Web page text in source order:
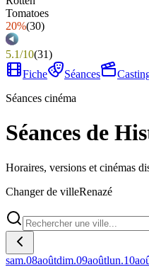
20%(30)
5.1/10(31)
Fiche
Séances
Séances cinéma
Séances de
Horaires, versions et cinémas
Changer de villeRenazé
sam.08aoûtdim.09aoûtlun.10